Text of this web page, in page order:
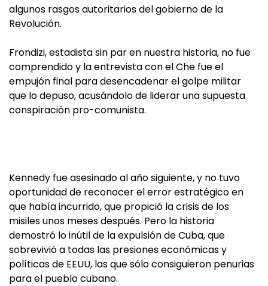
algunos rasgos autoritarios del gobierno de la
Revolución.
Frondizi, estadista sin par en nuestra historia, no fue
comprendido y la entrevista con el Che fue el
empujón final para desencadenar el golpe militar
que lo depuso, acusándolo de liderar una supuesta
conspiración pro-comunista.
Kennedy fue asesinado al año siguiente, y no tuvo
oportunidad de reconocer el error estratégico en
que había incurrido, que propició la crisis de los
misiles unos meses después. Pero la historia
demostró lo inútil de la expulsión de Cuba, que
sobrevivió a todas las presiones económicas y
políticas de EEUU, las que sólo consiguieron penurias
para el pueblo cubano.